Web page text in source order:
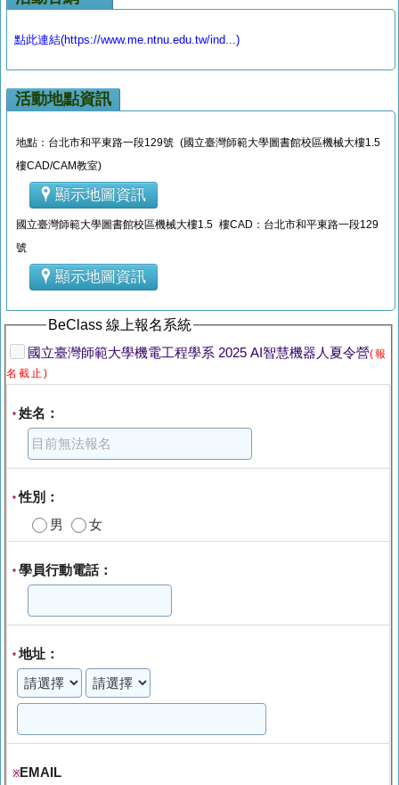
點此連結(https://www.me.ntnu.edu.tw/ind...)
活動地點資訊
地點：台北市和平東路一段129號 (國立臺灣師範大學圖書館校區機械大樓1.5
樓CAD/CAM教室)
顯示地圖資訊
國立臺灣師範大學圖書館校區機械大樓1.5 樓CAD：台北市和平東路一段129
號
顯示地圖資訊
BeClass 線上報名系統
國立臺灣師範大學機電工程學系 2025 AI智慧機器人夏令營(報
名截止)
* 姓名：
*性別：
男
女
* 學員行動電話：
*地址：
※EMAIL